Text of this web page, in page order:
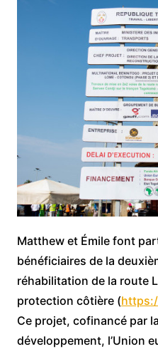
Matthew et Émile font
bénéficiaires de la
réhabilitation de la route
protection côtière (
Ce projet, cofinancé par
développement, l’Union